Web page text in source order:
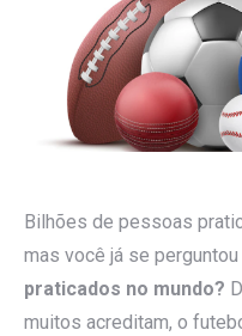
Bilhões de pessoas
mas você já se perguntou
praticados no mundo?
muitos acreditam, o